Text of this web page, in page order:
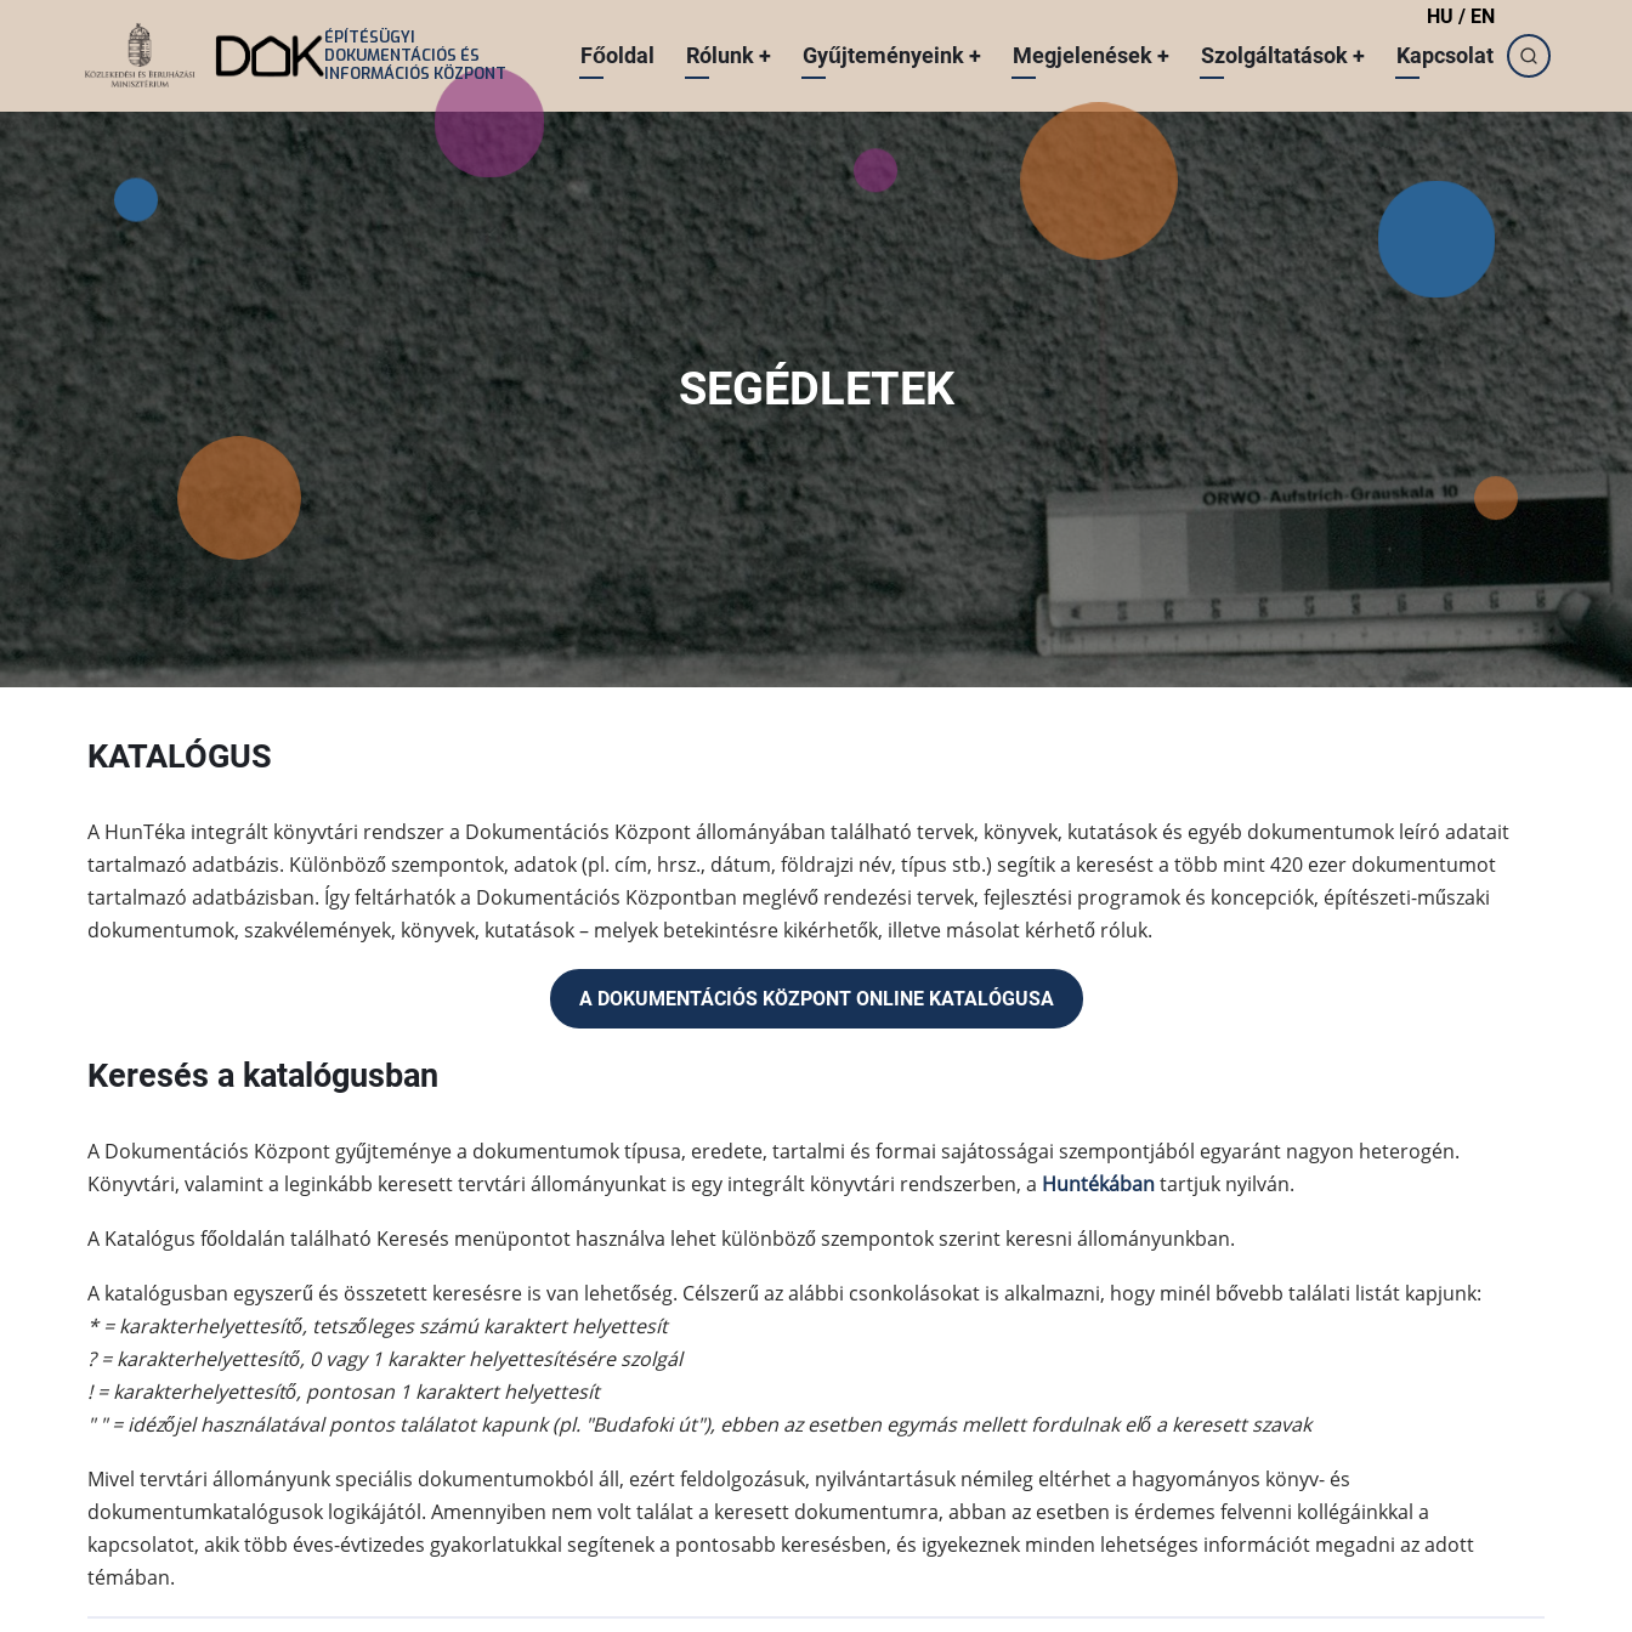
tartalomra
ÉPÍTÉSÜGYI
DOKUMENTÁCIÓS ÉS
INFORMÁCIÓS KÖZPONT
HU / EN
Fő
navigáció
Főoldal Rólunk+ Gyűjteményeink+ Megjelenések+ Szolgáltatások+ Kapcsolat
SEGÉDLETEK
KATALÓGUS
A HunTéka integrált könyvtári rendszer a Dokumentációs Központ állományában található tervek, könyvek, kutatások és egyéb dokumentumok leíró adatait
tartalmazó adatbázis. Különböző szempontok, adatok (pl. cím, hrsz., dátum, földrajzi név, típus stb.) segítik a keresést a több mint 420 ezer dokumentumot
tartalmazó adatbázisban. Így feltárhatók a Dokumentációs Központban meglévő rendezési tervek, fejlesztési programok és koncepciók, építészeti-műszaki
dokumentumok, szakvélemények, könyvek, kutatások – melyek betekintésre kikérhetők, illetve másolat kérhető róluk.
A DOKUMENTÁCIÓS KÖZPONT ONLINE KATALÓGUSA
Keresés a katalógusban
A Dokumentációs Központ gyűjteménye a dokumentumok típusa, eredete, tartalmi és formai sajátosságai szempontjából egyaránt nagyon heterogén.
Könyvtári, valamint a leginkább keresett tervtári állományunkat is egy integrált könyvtári rendszerben, a Huntékábantartjuk nyilván.
A Katalógus főoldalán található Keresés menüpontot használva lehet különböző szempontok szerint keresni állományunkban.
A katalógusban egyszerű és összetett keresésre is van lehetőség. Célszerű az alábbi csonkolásokat is alkalmazni, hogy minél bővebb találati listát kapjunk:
* = karakterhelyettesítő, tetszőleges számú karaktert helyettesít
? = karakterhelyettesítő, 0 vagy 1 karakter helyettesítésére szolgál
! = karakterhelyettesítő, pontosan 1 karaktert helyettesít
" " = idézőjel használatával pontos találatot kapunk (pl. "Budafoki út"), ebben az esetben egymás mellett fordulnak elő a keresett szavak
Mivel tervtári állományunk speciális dokumentumokból áll, ezért feldolgozásuk, nyilvántartásuk némileg eltérhet a hagyományos könyv- és
dokumentumkatalógusok logikájától. Amennyiben nem volt találat a keresett dokumentumra, abban az esetben is érdemes felvenni kollégáinkkal a
kapcsolatot, akik több éves-évtizedes gyakorlatukkal segítenek a pontosabb keresésben, és igyekeznek minden lehetséges információt megadni az adott
témában.